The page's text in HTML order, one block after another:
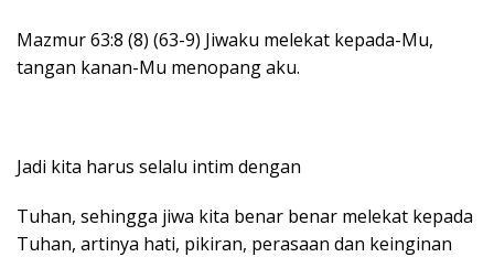
Mazmur 63:8 (8) (63-9) Jiwaku melekat kepada-Mu,
tangan kanan-Mu menopang aku.
Jadi kita harus selalu intim dengan
Tuhan, sehingga jiwa kita benar benar melekat kepada
Tuhan, artinya hati, pikiran, perasaan dan keinginan